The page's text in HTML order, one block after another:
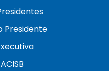
Presidente